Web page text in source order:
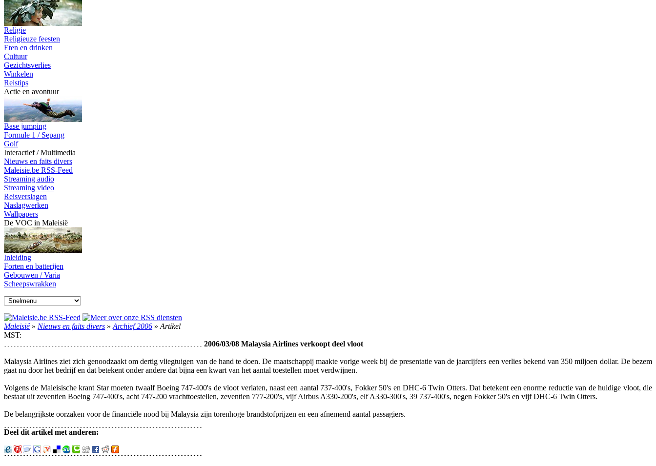
Religie
Religieuze feesten
Eten en drinken
Cultuur
Gezichtsverlies
Winkelen
Reistips
Actie en avontuur
Base jumping
Formule 1 / Sepang
Golf
Interactief / Multimedia
Nieuws en faits divers
Maleisie.be RSS-Feed
Streaming audio
Streaming video
Reisverslagen
Naslagwerken
Wallpapers
De VOC in Maleisië
Inleiding
Forten en batterijen
Gebouwen / Varia
Scheepswrakken
Maleisië» Nieuws en faits divers » Archief 2006 » Artikel
MST:
2006/03/08 Malaysia Airlines verkoopt deel vloot
Malaysia Airlines ziet zich genoodzaakt om dertig vliegtuigen van de hand te doen. De maatschappij maakte vorige week bij de presentatie van de jaarcijfers een verlies bekend van 350 miljoen dollar. De bezem
gaat nu door het bedrijf en dat betekent onder andere dat bijna een kwart van het aantal toestellen moet verdwijnen.
Volgens de Maleisische krant Star moeten twaalf Boeing 747-400's de vloot verlaten, naast een aantal 737-400's, Fokker 50's en DHC-6 Twin Otters. Dat betekent een enorme reductie van de huidige vloot, die
bestaat uit zeventien Boeing 747-400's, acht 747-200 vrachttoestellen, zeventien 777-200's, vijf Airbus A330-200's, elf A330-300's, 39 737-400's, negen Fokker 50's en vijf DHC-6 Twin Otters.
De belangrijkste oorzaken voor de financiële nood bij Malaysia zijn torenhoge brandstofprijzen en een afnemend aantal passagiers.
Deel dit artikel met anderen: